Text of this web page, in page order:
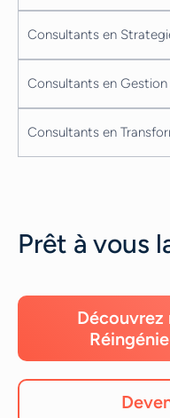
Consultants en
Consultants en
Consultants en
Prêt à vous
Découvrez